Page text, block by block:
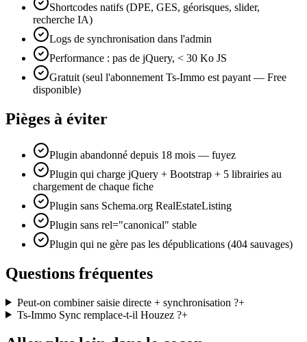
Shortcodes natifs (DPE, GES, géorisques, slider,
recherche IA)
Logs de synchronisation dans l'admin
Performance : pas de jQuery, < 30 Ko JS
Gratuit (seul l'abonnement Ts-Immo est payant — Free
disponible)
Pièges à éviter
Plugin abandonné depuis 18 mois — fuyez
Plugin qui charge jQuery + Bootstrap + 5 librairies au
chargement de chaque fiche
Plugin sans Schema.org RealEstateListing
Plugin sans rel="canonical" stable
Plugin qui ne gère pas les dépublications (404 sauvages)
Questions fréquentes
Peut-on combiner saisie directe + synchronisation ?+
Ts-Immo Sync remplace-t-il Houzez ?+